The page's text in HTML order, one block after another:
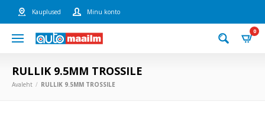
Kauplused Minu konto
0
RULLIK 9.5MM TROSSILE
Avaleht RULLIK 9.5MM TROSSILE